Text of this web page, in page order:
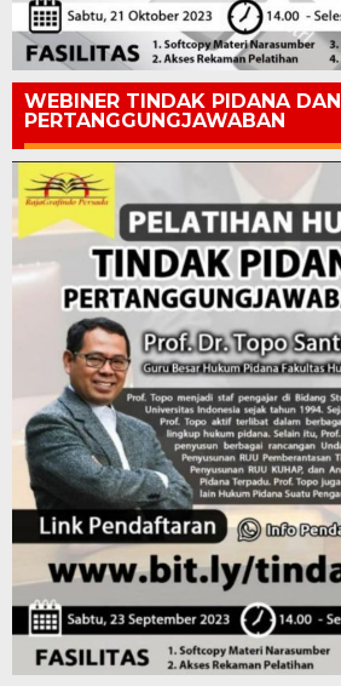
WEBINER TINDAK PIDANA DAN
PERTANGGUNGJAWABAN